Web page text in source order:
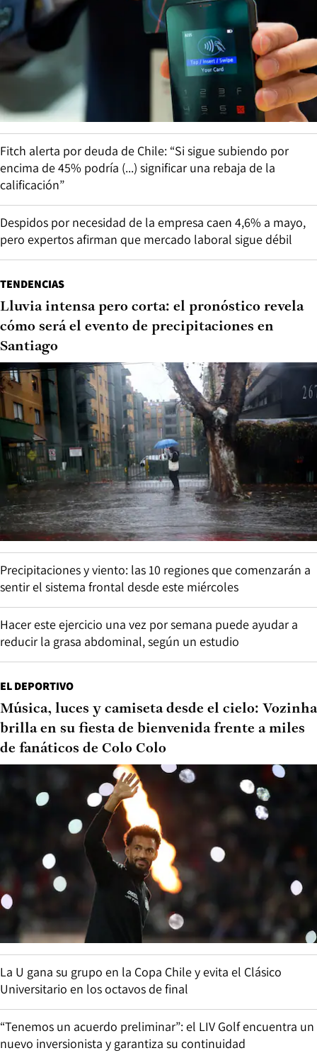
Fitch alerta por deuda de Chile: “Si sigue subiendo por
encima de 45% podría (...) significar una rebaja de la
calificación”
Despidos por necesidad de la empresa caen 4,6% a mayo,
pero expertos afirman que mercado laboral sigue débil
TENDENCIAS
Lluvia intensa pero corta: el pronóstico revela
cómo será el evento de precipitaciones en
Santiago
Precipitaciones y viento: las 10 regiones que comenzarán a
sentir el sistema frontal desde este miércoles
Hacer este ejercicio una vez por semana puede ayudar a
reducir la grasa abdominal, según un estudio
EL DEPORTIVO
Música, luces y camiseta desde el cielo: Vozinha
brilla en su fiesta de bienvenida frente a miles
de fanáticos de Colo Colo
La U gana su grupo en la Copa Chile y evita el Clásico
Universitario en los octavos de final
“Tenemos un acuerdo preliminar”: el LIV Golf encuentra un
nuevo inversionista y garantiza su continuidad